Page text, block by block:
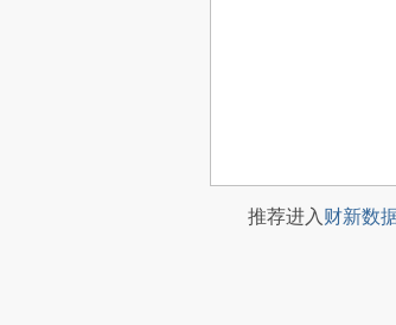
推荐进入财新数